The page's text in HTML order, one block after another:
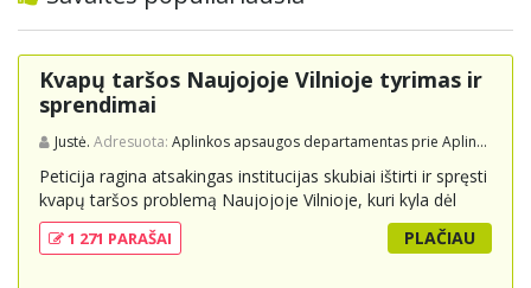
Kvapų taršos Naujojoje Vilnioje tyrimas ir
sprendimai
Justė. Adresuota: Aplinkos apsaugos departamentas prie Aplinkos ministerijos
Peticija ragina atsakingas institucijas skubiai ištirti ir spręsti
kvapų taršos problemą Naujojoje Vilnioje, kuri kyla dėl
buitinių atliekų sąvartyno Pramonės g. 141. Gyventojai
skundžiasi nuolatiniu stipriu atliekų kvapu, kuris neigiamai
1 271 PARAŠAI PLAČIAU